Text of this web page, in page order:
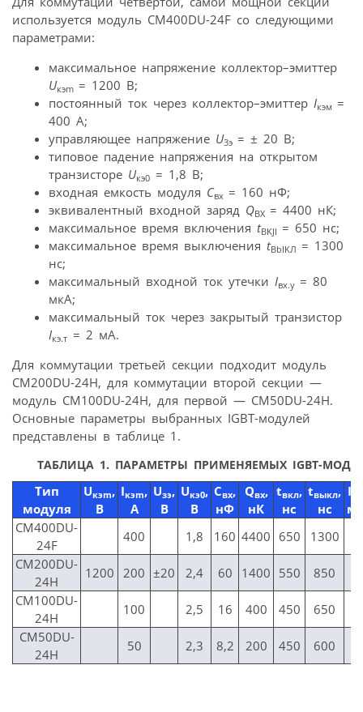
используется модуль CM400DU-24F со следующими
параметрами:
максимальное напряжение коллектор–эмиттер
Uкэm = 1200 В;
постоянный ток через коллектор–эмиттер Iкэм =
400 А;
управляющее напряжение U3э = ± 20 В;
типовое падение напряжения на открытом
транзисторе Uкэ0 = 1,8 В;
входная емкость модуля Свх = 160 нФ;
эквивалентный входной заряд QBX = 4400 нК;
максимальное время включения tBKJI = 650 нс;
максимальное время выключения tBbIKЛ = 1300
нс;
максимальный входной ток утечки Iвх.у = 80
мкА;
максимальный ток через закрытый транзистор
Iкэ.т = 2 мА.
Для коммутации третьей секции подходит модуль
CM200DU-24H, для коммутации второй секции —
модуль CM100DU-24H, для первой — CM50DU-24H.
Основные параметры выбранных IGBT-модулей
представлены в таблице 1.
ТАБЛИЦА 1. ПАРАМЕТРЫ ПРИМЕНЯЕМЫХ IGBT-
Тип
модуля
Uкэm,
B
Iкэm,
А
Uзэ,
B
Uкэ0,
B
Cвх,
нФ
Qвх,
нК
tвкл,
нс
tвыкл,
нс
I
CM400DU-
24F
400 1,8 160 4400 650 1300
CM200DU-
24H
1200 200 ±20 2,4 60 1400 550 850
CM100DU-
24H
100 2,5 16 400 450 650
CM50DU-
24H
50 2,3 8,2 200 450 600